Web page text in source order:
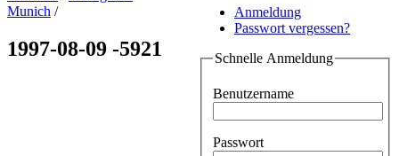
Anmeldung
Passwort vergessen?
Schnelle Anmeldung
Benutzername
Passwort
Munich /
1997-08-09 -5921